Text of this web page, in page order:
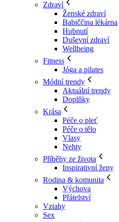
Zdraví
Ženské zdraví
Babiččina lékárna
Hubnutí
Duševní zdraví
Wellbeing
Fitness
Jóga a pilates
Módní trendy
Aktuální trendy
Doplňky
Krása
Péče o pleť
Péče o tělo
Vlasy
Nehty
Příběhy ze života
Inspirativní ženy
Rodina & komunita
Výchova
Přátelství
Vztahy
Sex